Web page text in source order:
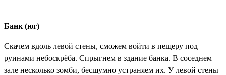
Банк (юг)
Скачем вдоль левой стены, сможем войти в пещеру под
руинами небоскрёба. Спрыгнем в здание банка. В соседнем
зале несколько зомби, бесшумно устраняем их. У левой стены